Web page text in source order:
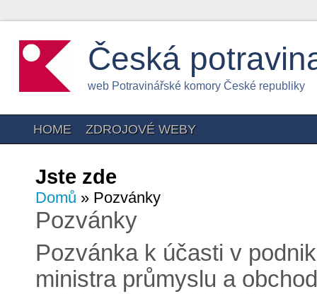
Česká
web Potravinářské komory České republiky
HOME ZDROJOVÉ WEBY
Jste zde
Domů » Pozvánky
Pozvánky
Pozvánka k účasti v
ministra průmyslu a